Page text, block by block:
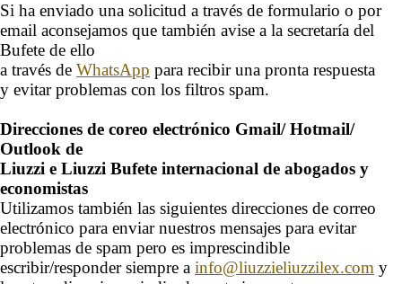
Si ha enviado una solicitud a través de formulario o por
email aconsejamos que también avise a la secretaría del
Bufete de ello
a través de WhatsApp para recibir una pronta respuesta
y evitar problemas con los filtros spam.
Direcciones de coreo electrónico Gmail/ Hotmail/
Outlook de
Liuzzi e Liuzzi Bufete internacional de abogados y
economistas
Utilizamos también las siguientes direcciones de correo
electrónico para enviar nuestros mensajes para evitar
problemas de spam pero es imprescindible
escribir/responder siempre a info@liuzzieliuzzilex.com y